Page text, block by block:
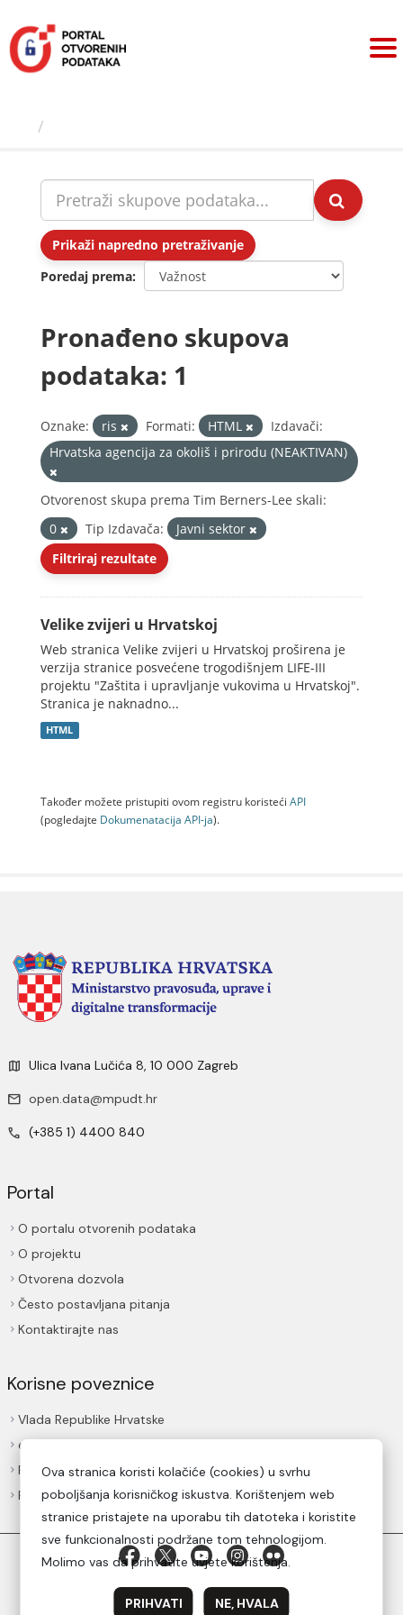
sadržaj
Prikaži napredno pretraživanje
Poredaj prema
Pronađeno skupova
podataka: 1
Oznake: ris Formati: HTML
Izdavači:
Hrvatska agencija za okoliš i prirodu (NEAKTIVAN)
Otvorenost skupa prema Tim Berners-Lee skali:
0
Tip Izdavača:
Javni sektor
Filtriraj rezultate
Velike zvijeri u Hrvatskoj
Web stranica Velike zvijeri u Hrvatskoj proširena je
verzija stranice posvećene trogodišnjem LIFE-III
projektu "Zaštita i upravljanje vukovima u Hrvatskoj".
Stranica je naknadno...
HTML
Također možete pristupiti ovom registru koristeći API
(pogledajte Dokumenаtаcijа API-jа).